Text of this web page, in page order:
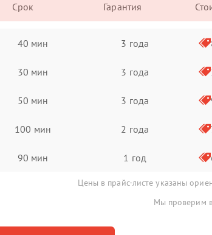
Срок Гарантия
40 мин 3 года
30 мин 3 года
50 мин 3 года
100 мин 2 года
90 мин 1 год
Цены в прайс-листе указаны
Мы проверим